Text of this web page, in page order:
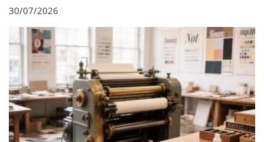
30/07/2026